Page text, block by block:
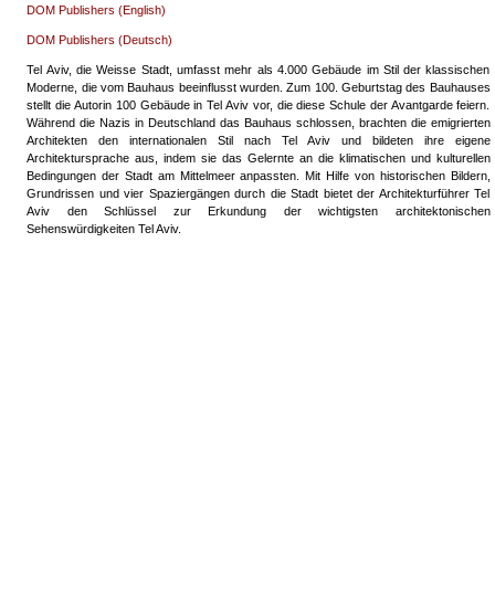
DOM Publishers (English)
DOM Publishers (Deutsch)
Tel Aviv, die Weisse Stadt, umfasst mehr als 4.000 Gebäude im Stil der klassischen
Moderne, die vom Bauhaus beeinflusst wurden. Zum 100. Geburtstag des Bauhauses
stellt die Autorin 100 Gebäude in Tel Aviv vor, die diese Schule der Avantgarde feiern.
Während die Nazis in Deutschland das Bauhaus schlossen, brachten die emigrierten
Architekten den internationalen Stil nach Tel Aviv und bildeten ihre eigene
Architektursprache aus, indem sie das Gelernte an die klimatischen und kulturellen
Bedingungen der Stadt am Mittelmeer anpassten. Mit Hilfe von historischen Bildern,
Grundrissen und vier Spaziergängen durch die Stadt bietet der Architekturführer Tel
Aviv den Schlüssel zur Erkundung der wichtigsten architektonischen
Sehenswürdigkeiten Tel Aviv.